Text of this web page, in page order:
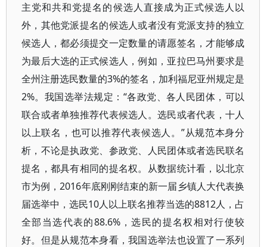
主党和共和党提名的候选人直接成为正式候选人以
外，其他党派提名的候选人或者没有党派支持的独立
候选人，都必须提交一定数量的请愿签名，才能够成
为最后大选的正式候选人，例如，亚拉巴马州要求是
全州注册选民数量的3%的签名，加利福尼亚州规定是
2%。我国选举法规定：“各政党、各人民团体，可以
联合或者单独推荐代表候选人。选民或者代表，十人
以上联名，也可以推荐代表候选人。”从规范本身分
析，不论是执政党、参政党、人民团体或者选民联名
提名，都具有相同的提名权。从数据统计看，以北京
市为例，2016年底刚刚结束的新一届乡镇人大代表换
届选举中，选民10人以上联名推荐当选的8812人，占
全部当选代表的88.6%，选民的提名权相对行使较
好。但是从规范本身看，我国选举法也设置了一系列